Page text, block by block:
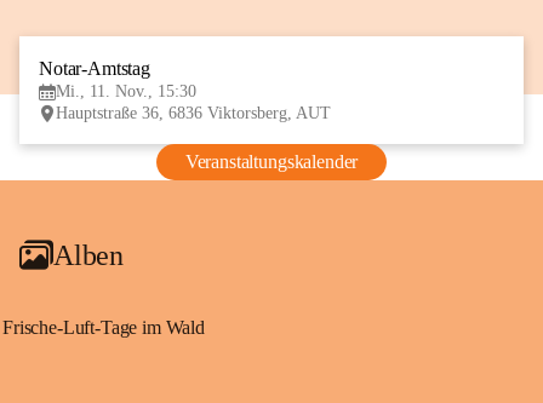
Notar-Amtstag
Mi., 11. Nov., 15:30
Hauptstraße 36, 6836 Viktorsberg, AUT
Veranstaltungskalender
Alben
Frische-Luft-Tage im Wald